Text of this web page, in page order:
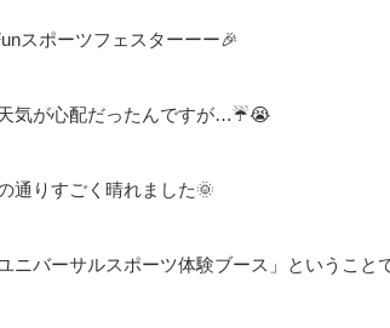
スポーツフェスターーー🎉
気が心配だったんですが…☔😭
通りすごく晴れました🌞
ニバーサルスポーツ体験ブース」ということ